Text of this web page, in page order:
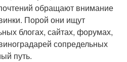
обращают внимание
Порой они ищут
блогах, сайтах, форумах,
сопредельных
путь.